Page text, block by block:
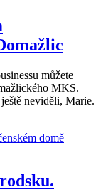
můžete
MKS.
neviděli, Marie.